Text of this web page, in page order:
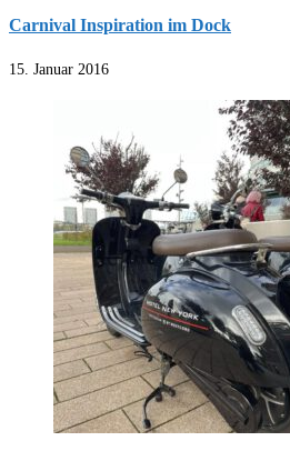
Carnival Inspiration im Dock
15. Januar 2016